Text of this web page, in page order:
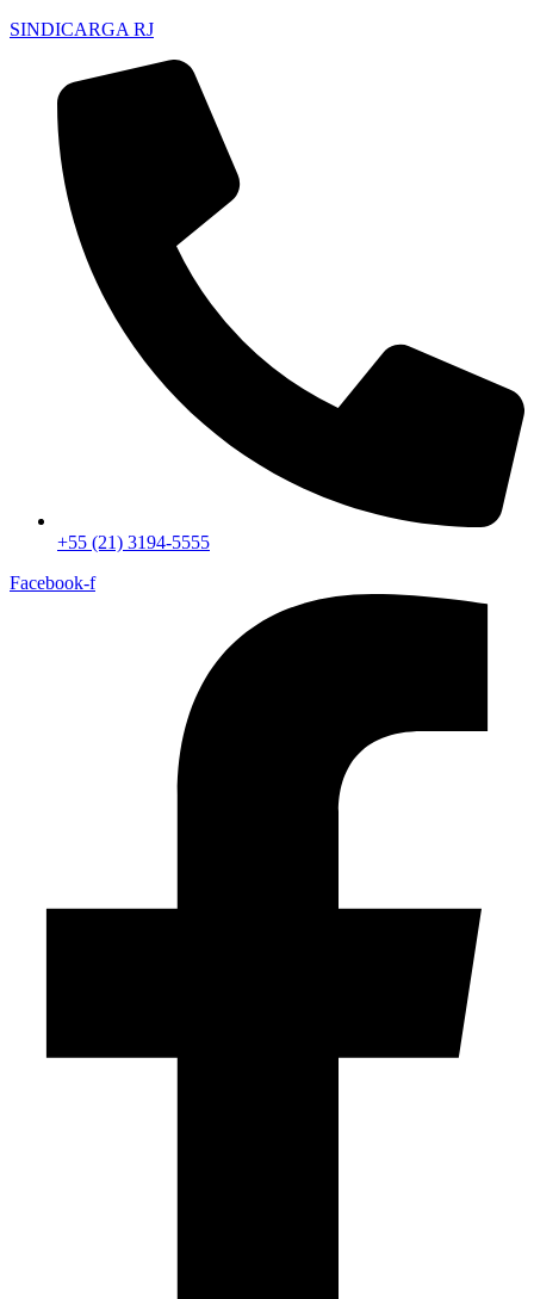
SINDICARGA RJ
+55 (21) 3194-5555
Facebook-f